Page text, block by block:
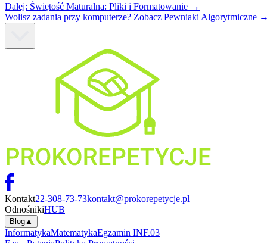
Dalej: Świętość Maturalna: Pliki i Formatowanie →
Wolisz zadania przy komputerze? Zobacz Pewniaki Algorytmiczne
Kontakt22-308-73-73kontakt@prokorepetycje.pl
OdnośnikiHUB
Blog ▲
InformatykaMatematykaEgzamin INF.03